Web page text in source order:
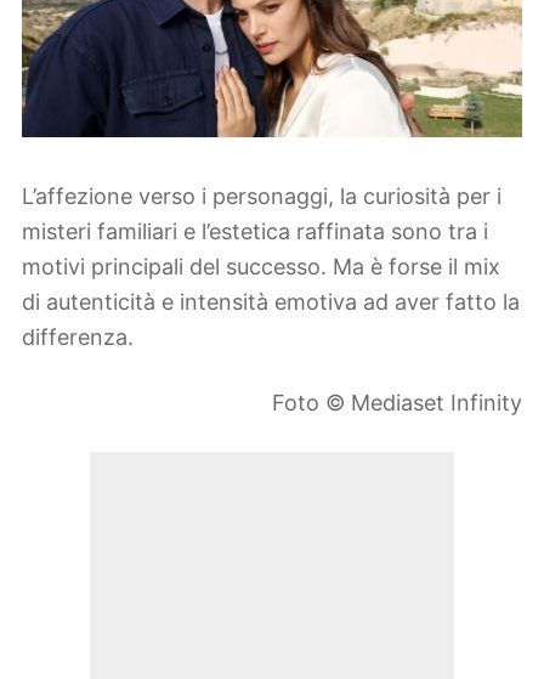
L’affezione verso i personaggi, la curiosità per i
misteri familiari e l’estetica raffinata sono tra i
motivi principali del successo. Ma è forse il mix
di autenticità e intensità emotiva ad aver fatto la
differenza.
Foto © Mediaset Infinity